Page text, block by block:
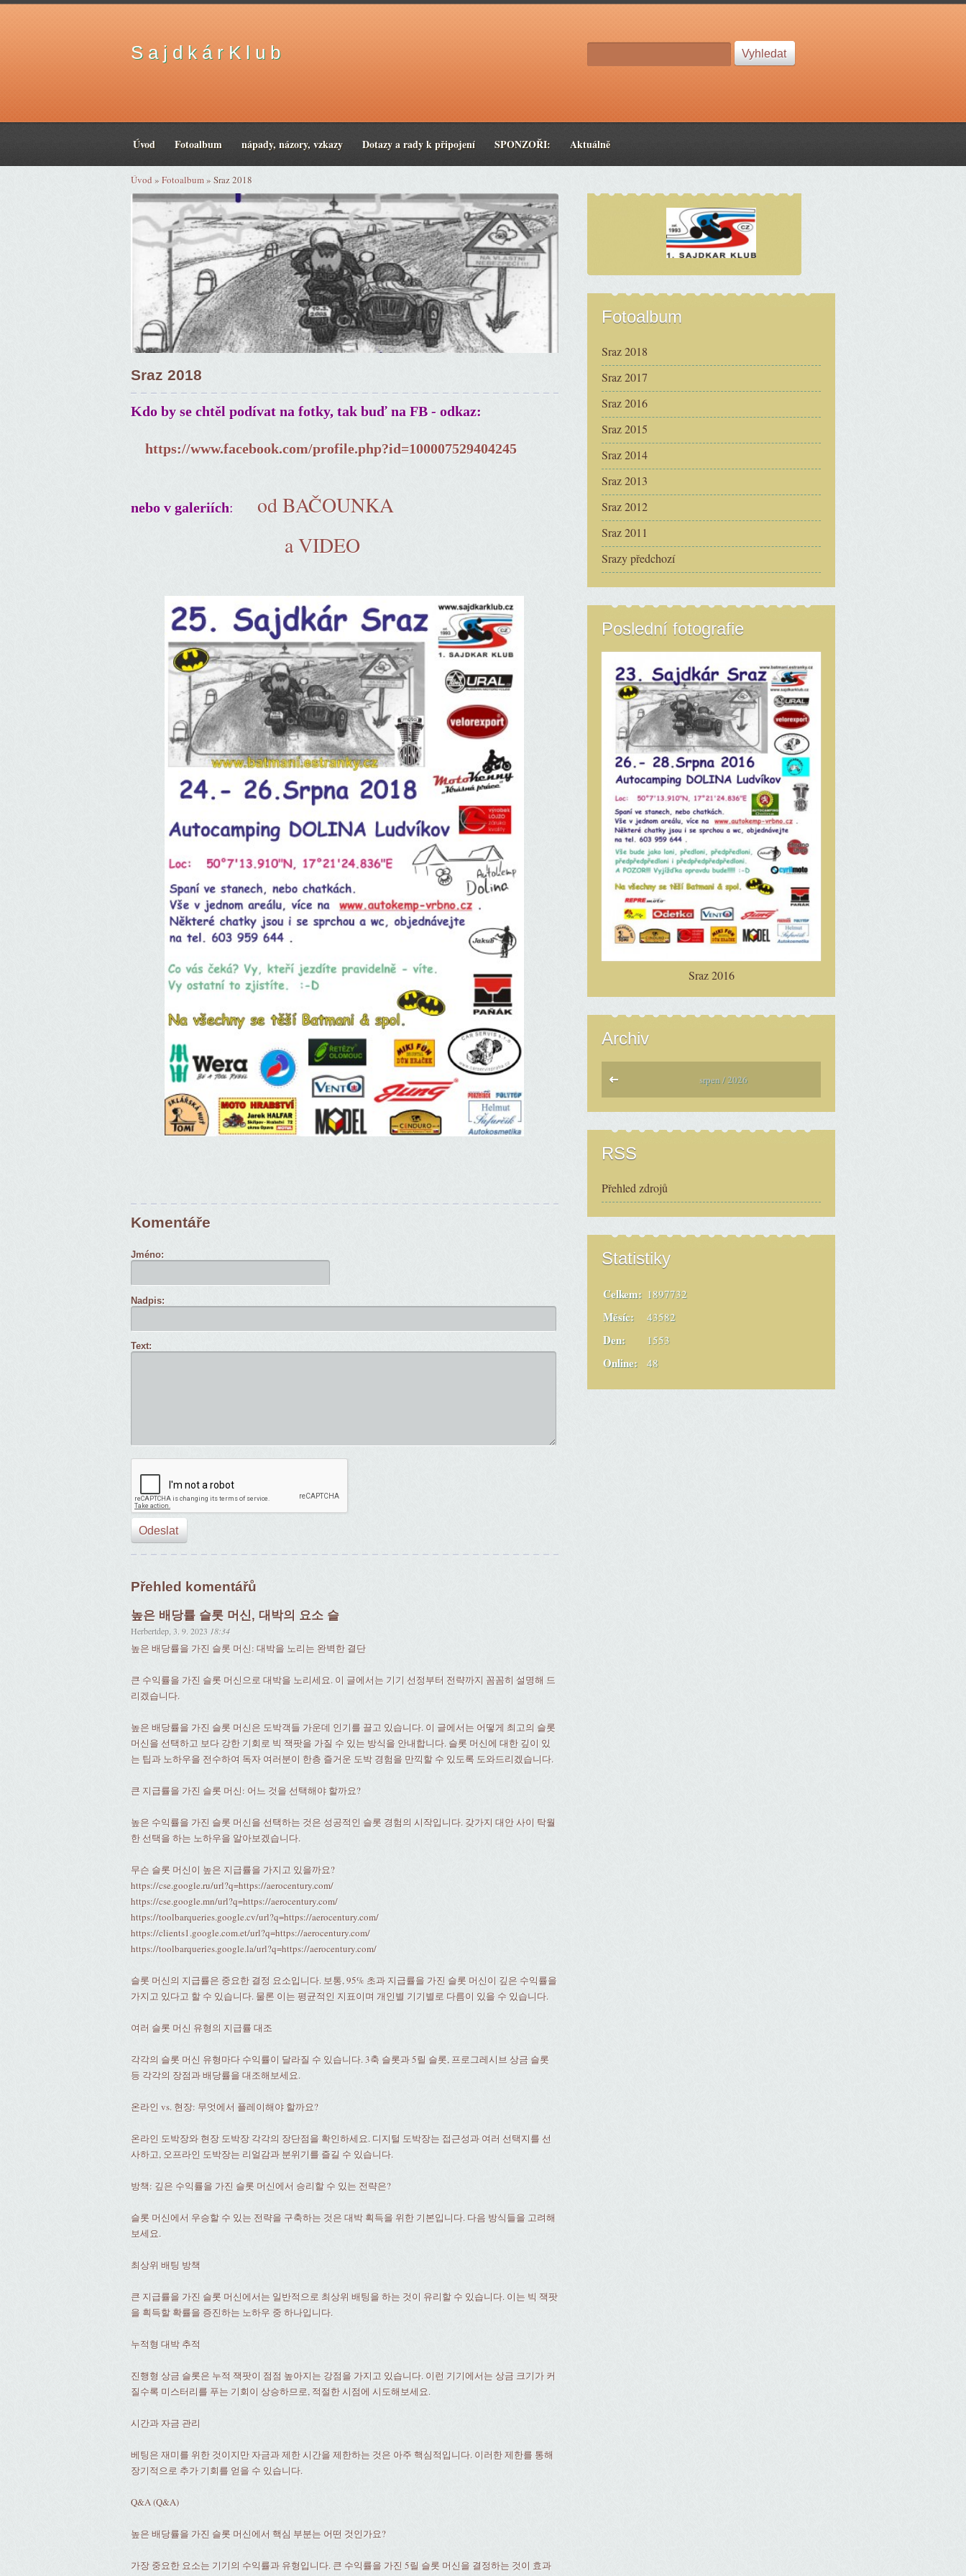
S a j d k á r K l u b
Úvod Fotoalbum nápady, názory, vzkazy Dotazy a rady k připojení SPONZOŘI: Aktuálně
Úvod » Fotoalbum» Sraz 2018
Sraz 2018
Kdo by se chtěl podívat na fotky, tak buď na FB - odkaz:
https://www.facebook.com/profile.php?id=100007529404245
nebo v galeriích: od BAČOUNKA
a VIDEO
Komentáře
Jméno:
Nadpis:
Text:
Přehled komentářů
높은 배당률 슬롯 머신, 대박의 요소 슬
Herbertdep 3. 9. 2023 18:34
높은 배당률을 가진 슬롯 머신: 대박을 노리는 완벽한 결단
큰 수익률을 가진 슬롯 머신으로 대박을 노리세요. 이 글에서는 기기 선정부터 전략까지 꼼꼼히 설명해 드
리겠습니다.
높은 배당률을 가진 슬롯 머신은 도박객들 가운데 인기를 끌고 있습니다. 이 글에서는 어떻게 최고의 슬롯
머신을 선택하고 보다 강한 기회로 빅 잭팟을 가질 수 있는 방식을 안내합니다. 슬롯 머신에 대한 깊이 있
는 팁과 노하우을 전수하여 독자 여러분이 한층 즐거운 도박 경험을 만끽할 수 있도록 도와드리겠습니다.
큰 지급률을 가진 슬롯 머신: 어느 것을 선택해야 할까요?
높은 수익률을 가진 슬롯 머신을 선택하는 것은 성공적인 슬롯 경험의 시작입니다. 갖가지 대안 사이 탁월
한 선택을 하는 노하우을 알아보겠습니다.
무슨 슬롯 머신이 높은 지급률을 가지고 있을까요?
https://cse.google.ru/url?q=https://aerocentury.com/
https://cse.google.mn/url?q=https://aerocentury.com/
https://toolbarqueries.google.cv/url?q=https://aerocentury.com/
https://clients1.google.com.et/url?q=https://aerocentury.com/
https://toolbarqueries.google.la/url?q=https://aerocentury.com/
슬롯 머신의 지급률은 중요한 결정 요소입니다. 보통, 95% 초과 지급률을 가진 슬롯 머신이 깊은 수익률을
가지고 있다고 할 수 있습니다. 물론 이는 평균적인 지표이며 개인별 기기별로 다름이 있을 수 있습니다.
여러 슬롯 머신 유형의 지급률 대조
각각의 슬롯 머신 유형마다 수익률이 달라질 수 있습니다. 3축 슬롯과 5릴 슬롯, 프로그레시브 상금 슬롯
등 각각의 장점과 배당률을 대조해보세요.
온라인 vs. 현장: 무엇에서 플레이해야 할까요?
온라인 도박장와 현장 도박장 각각의 장단점을 확인하세요. 디지털 도박장는 접근성과 여러 선택지를 선
사하고, 오프라인 도박장는 리얼감과 분위기를 즐길 수 있습니다.
방책: 깊은 수익률을 가진 슬롯 머신에서 승리할 수 있는 전략은?
슬롯 머신에서 우승할 수 있는 전략을 구축하는 것은 대박 획득을 위한 기본입니다. 다음 방식들을 고려해
보세요.
최상위 배팅 방책
큰 지급률을 가진 슬롯 머신에서는 일반적으로 최상위 배팅을 하는 것이 유리할 수 있습니다. 이는 빅 잭팟
을 흭득할 확률을 증진하는 노하우 중 하나입니다.
누적형 대박 추적
진행형 상금 슬롯은 누적 잭팟이 점점 높아지는 강점을 가지고 있습니다. 이런 기기에서는 상금 크기가 커
질수록 미스터리를 푸는 기회이 상승하므로, 적절한 시점에 시도해보세요.
시간과 자금 관리
베팅은 재미를 위한 것이지만 자금과 제한 시간을 제한하는 것은 아주 핵심적입니다. 이러한 제한를 통해
장기적으로 추가 기회를 얻을 수 있습니다.
Q&A (Q&A)
높은 배당률을 가진 슬롯 머신에서 핵심 부분는 어떤 것인가요?
가장 중요한 요소는 기기의 수익률과 유형입니다. 큰 수익률을 가진 5릴 슬롯 머신을 결정하는 것이 효과
Fotoalbum
Sraz 2018
Sraz 2017
Sraz 2016
Sraz 2015
Sraz 2014
Sraz 2013
Sraz 2012
Sraz 2011
Srazy předchozí
Poslední fotografie
Sraz 2016
Archiv
srpen / 2026
RSS
Přehled zdrojů
Statistiky
Online: 48
Celkem: 1897732
Měsíc: 43582
Den: 1553